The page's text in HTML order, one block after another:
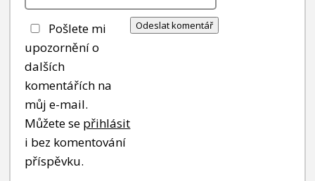
Pošlete mi
upozornění o
dalších
komentářích na
můj e-mail.
Můžete se přihlásit
i bez komentování
příspěvku.